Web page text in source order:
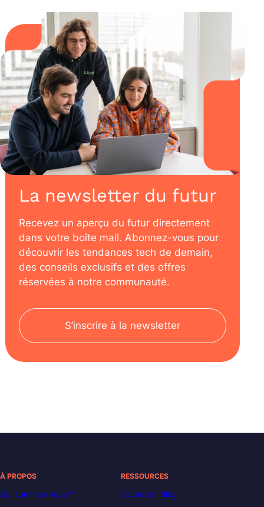
La newsletter du futur
Recevez un aperçu du futur directement
dans votre boîte mail. Abonnez-vous pour
découvrir les tendances tech de demain,
des conseils exclusifs et des offres
réservées à notre communauté.
S’inscrire à la newsletter
À PROPOS
Qui sommes-nous ?
RESSOURCES
Decoded | Blog